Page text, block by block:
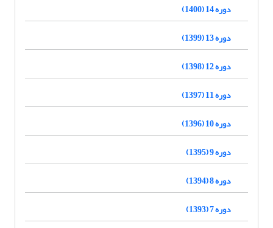
دوره 14 (1400)
دوره 13 (1399)
دوره 12 (1398)
دوره 11 (1397)
دوره 10 (1396)
دوره 9 (1395)
دوره 8 (1394)
دوره 7 (1393)